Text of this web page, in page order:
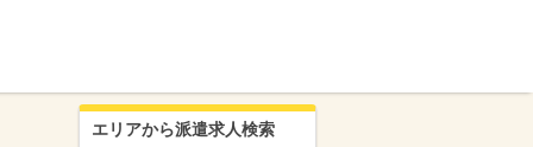
エリアから派遣求人検索